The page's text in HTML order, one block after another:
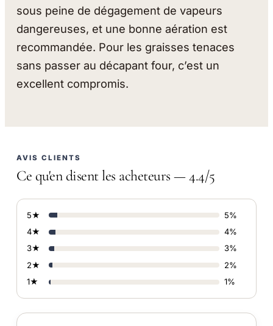
sous peine de dégagement de vapeurs
dangereuses, et une bonne aération est
recommandée. Pour les graisses tenaces
sans passer au décapant four, c’est un
excellent compromis.
AVIS CLIENTS
Ce qu'en disent les acheteurs — 4.4/5
5★
5%
4★
4%
3★
3%
2★
2%
1★
1%